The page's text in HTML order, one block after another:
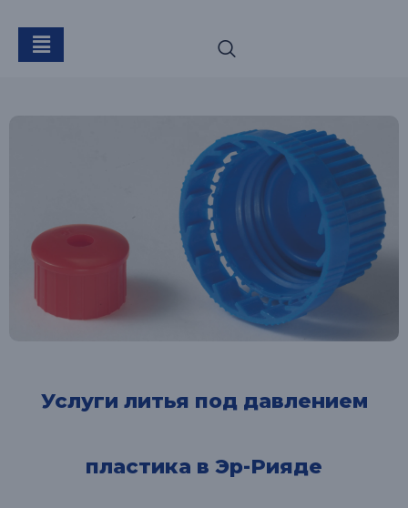
Услуги литья под давлением
пластика в Эр-Рияде